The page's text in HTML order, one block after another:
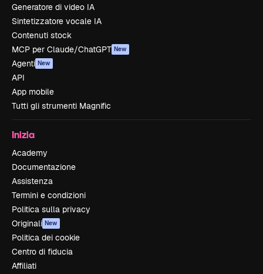
Generatore di video IA
Sintetizzatore vocale IA
Contenuti stock
MCP per Claude/ChatGPT New
Agenti New
API
App mobile
Tutti gli strumenti Magnific
Inizia
Academy
Documentazione
Assistenza
Termini e condizioni
Politica sulla privacy
Originali New
Politica dei cookie
Centro di fiducia
Affiliati